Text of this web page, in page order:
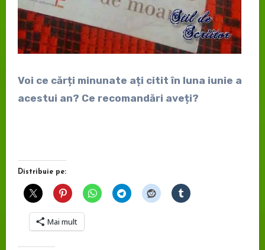
Voi ce cărți minunate ați citit în luna iunie a
acestui an? Ce recomandări aveți?
Distribuie pe:
Mai mult